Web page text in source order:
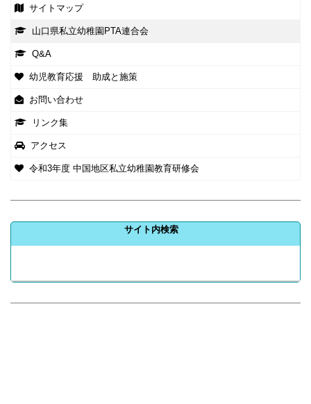
サイトマップ
山口県私立幼稚園PTA連合会
Q&A
幼児教育応援 助成と施策
お問い合わせ
リンク集
アクセス
令和3年度 中国地区私立幼稚園教育研修会
サイト内検索